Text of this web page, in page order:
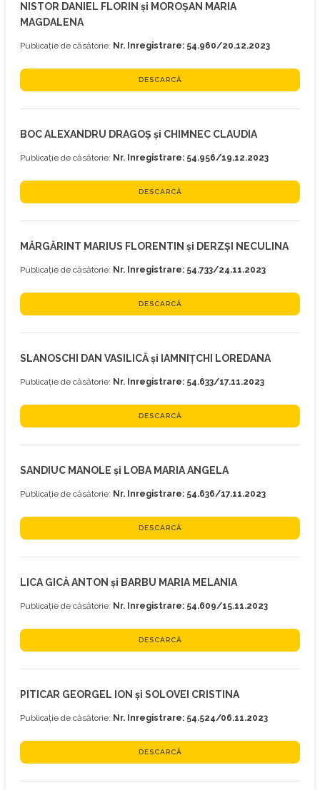
NISTOR DANIEL FLORIN și MOROȘAN MARIA
MAGDALENA
Publicație de căsătorie: Nr. Inregistrare: 54.960/20.12.2023
DESCARCĂ
BOC ALEXANDRU DRAGOȘ și CHIMNEC CLAUDIA
Publicație de căsătorie: Nr. Inregistrare: 54.956/19.12.2023
DESCARCĂ
MĂRGĂRINT MARIUS FLORENTIN și DERZȘI NECULINA
Publicație de căsătorie: Nr. Inregistrare: 54.733/24.11.2023
DESCARCĂ
SLANOSCHI DAN VASILICĂ și IAMNIȚCHI LOREDANA
Publicație de căsătorie: Nr. Inregistrare: 54.633/17.11.2023
DESCARCĂ
SANDIUC MANOLE și LOBA MARIA ANGELA
Publicație de căsătorie: Nr. Inregistrare: 54.636/17.11.2023
DESCARCĂ
LICA GICĂ ANTON și BARBU MARIA MELANIA
Publicație de căsătorie: Nr. Inregistrare: 54.609/15.11.2023
DESCARCĂ
PITICAR GEORGEL ION și SOLOVEI CRISTINA
Publicație de căsătorie: Nr. Inregistrare: 54.524/06.11.2023
DESCARCĂ